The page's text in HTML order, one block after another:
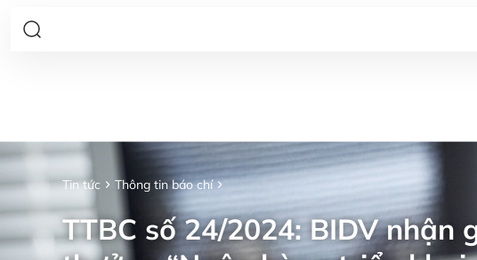
Tin tức Thông tin báo chí
TTBC số 24/2024: BIDV nhận